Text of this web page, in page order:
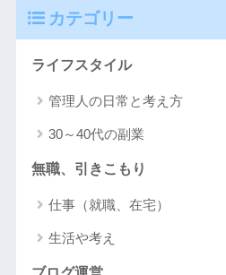
カテゴリー
ライフスタイル
管理人の日常と考え方
30～40代の副業
無職、引きこもり
仕事（就職、在宅）
生活や考え